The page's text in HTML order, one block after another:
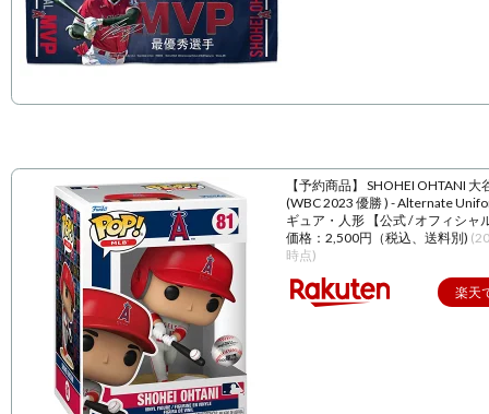
【予約商品】 SHOHEI OHTANI 大
(WBC 2023 優勝 ) - Alternate
ギュア・人形 【公式 / オフィシャ
価格：2,500円（税込、送料別)
時点)
楽天